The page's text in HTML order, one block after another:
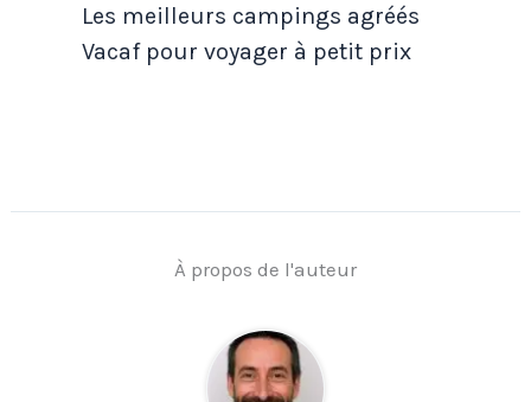
Les meilleurs campings agréés
Vacaf pour voyager à petit prix
À propos de l'auteur